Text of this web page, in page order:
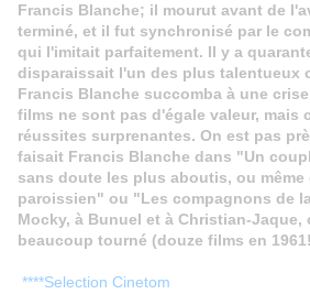
Francis Blanche; il mourut avant de
terminé, et il fut synchronisé par le
qui l'imitait parfaitement. Il y a
disparaissait l'un des plus talentueux
Francis Blanche succomba à une
films ne sont pas d'égale valeur, mais
réussites surprenantes. On est pas
faisait Francis Blanche dans "Un
sans doute les plus aboutis, ou même
paroissien" ou "Les compagnons de
Mocky, à Bunuel et à Christian-Jaque,
beaucoup tourné (douze films en
****Selection Cinetom